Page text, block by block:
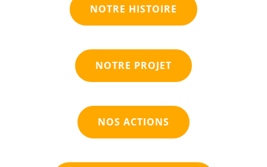
NOTRE HISTOIRE
NOTRE PROJET
NOS ACTIONS